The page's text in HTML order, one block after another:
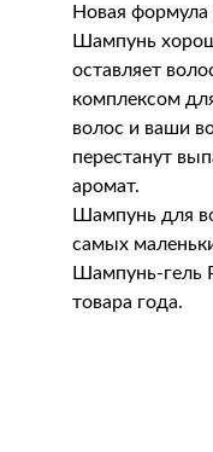
Новая формула
Шампунь
оставляет
комплексом
волос и ваши
перестанут
аромат.
Шампунь для
самых
Шампунь-гель
товара года.